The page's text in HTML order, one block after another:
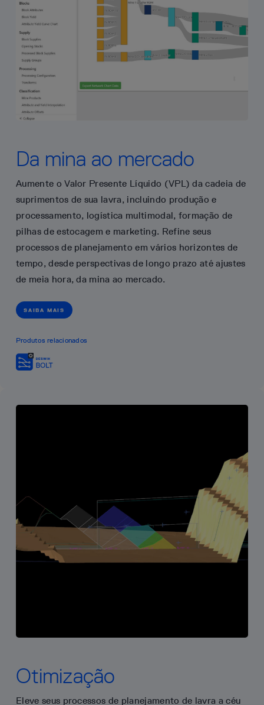
Da mina ao mercado
Aumente o Valor Presente Líquido (VPL) da cadeia de
suprimentos de sua lavra, incluindo produção e
processamento, logística multimodal, formação de
pilhas de estocagem e marketing. Refine seus
processos de planejamento em vários horizontes de
tempo, desde perspectivas de longo prazo até ajustes
de meia hora, da mina ao mercado.
SAIBA MAIS
Produtos relacionados
Otimização
Eleve seus processos de planejamento de lavra a céu